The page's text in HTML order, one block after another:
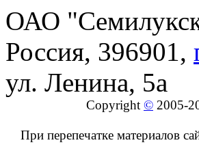
ОАО
Россия, 396901,
ул. Ленина, 5а
Copyright © 2005-
При перепечатке материалов